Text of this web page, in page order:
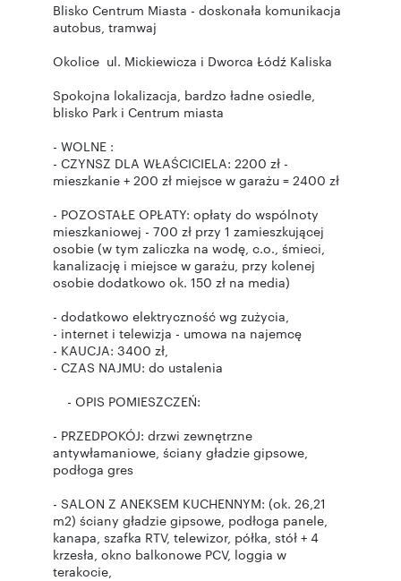
Blisko Centrum Miasta - doskonała komunikacja
autobus, tramwaj
Okolice ul. Mickiewicza i Dworca Łódź Kaliska
Spokojna lokalizacja, bardzo ładne osiedle,
blisko Park i Centrum miasta
- WOLNE :
- CZYNSZ DLA WŁAŚCICIELA: 2200 zł -
mieszkanie + 200 zł miejsce w garażu = 2400 zł
- POZOSTAŁE OPŁATY: opłaty do wspólnoty
mieszkaniowej - 700 zł przy 1 zamieszkującej
osobie (w tym zaliczka na wodę, c.o., śmieci,
kanalizację i miejsce w garażu, przy kolenej
osobie dodatkowo ok. 150 zł na media)
- dodatkowo elektryczność wg zużycia,
- internet i telewizja - umowa na najemcę
- KAUCJA: 3400 zł,
- CZAS NAJMU: do ustalenia
- OPIS POMIESZCZEŃ:
- PRZEDPOKÓJ: drzwi zewnętrzne
antywłamaniowe, ściany gładzie gipsowe,
podłoga gres
- SALON Z ANEKSEM KUCHENNYM: (ok. 26,21
m2) ściany gładzie gipsowe, podłoga panele,
kanapa, szafka RTV, telewizor, półka, stół + 4
krzesła, okno balkonowe PCV, loggia w
terakocie,